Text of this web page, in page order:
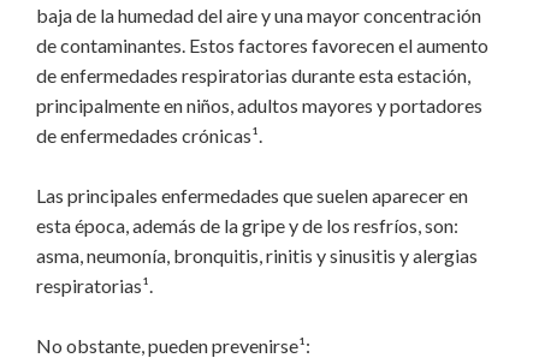
baja de la humedad del aire y una mayor concentración
de contaminantes. Estos factores favorecen el aumento
de enfermedades respiratorias durante esta estación,
principalmente en niños, adultos mayores y portadores
de enfermedades crónicas¹.
Las principales enfermedades que suelen aparecer en
esta época, además de la gripe y de los resfríos, son:
asma, neumonía, bronquitis, rinitis y sinusitis y alergias
respiratorias¹.
No obstante, pueden prevenirse¹: